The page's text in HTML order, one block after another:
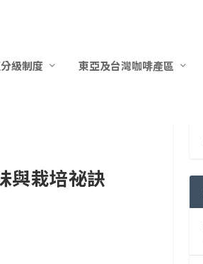
級制度 東亞及台灣咖啡產區
與栽培祕訣